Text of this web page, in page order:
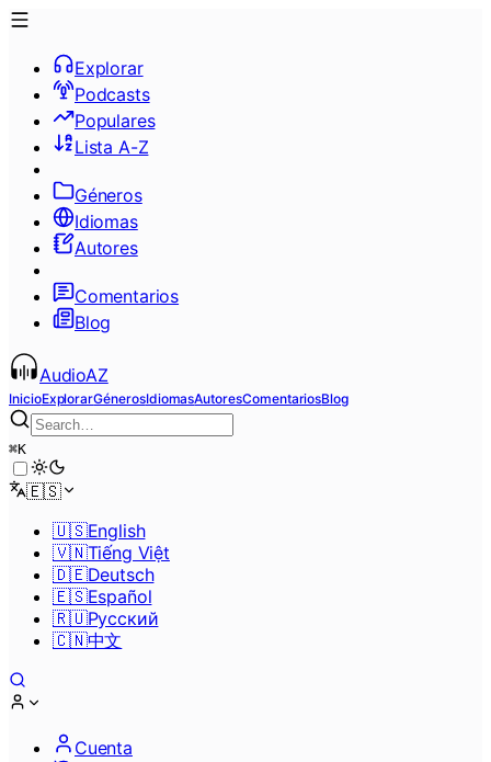
Explorar
Podcasts
Populares
Lista A-Z
Géneros
Idiomas
Autores
Comentarios
Blog
AudioAZ
InicioExplorarGénerosIdiomasAutoresComentariosBlog
⌘K
🇪🇸
🇺🇸English
🇻🇳Tiếng Việt
🇩🇪Deutsch
🇪🇸Español
🇷🇺Pусский
🇨🇳中文
Cuenta